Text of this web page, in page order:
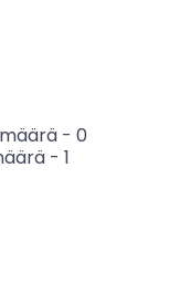
- 0
- 1